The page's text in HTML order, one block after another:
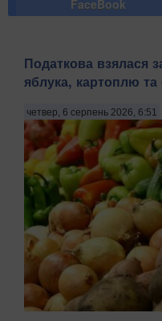
FaceBook
Податкова взялася
яблука, картоплю та
четвер, 6 серпень 2026, 6:51